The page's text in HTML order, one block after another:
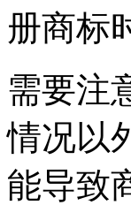
册商标
需要注
情况以
能导致